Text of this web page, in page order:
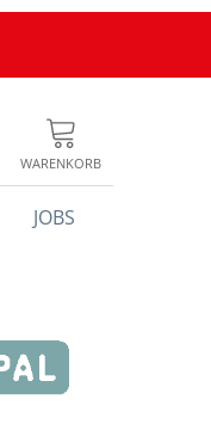
WARENKORB
JOBS